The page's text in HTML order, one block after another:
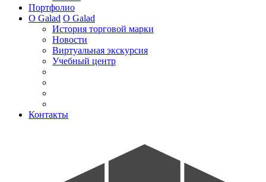
Портфолио
О Galad О Galad
История торговой марки
Новости
Виртуальная экскурсия
Учебный центр
Контакты